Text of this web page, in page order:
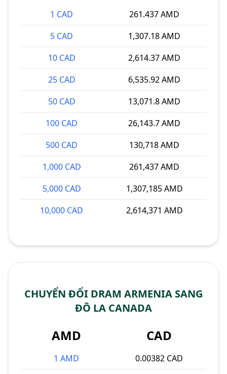
1 CAD
261.437 AMD
5 CAD
1,307.18 AMD
10 CAD
2,614.37 AMD
25 CAD
6,535.92 AMD
50 CAD
13,071.8 AMD
100 CAD
26,143.7 AMD
500 CAD
130,718 AMD
1,000 CAD
261,437 AMD
5,000 CAD
1,307,185 AMD
10,000 CAD
2,614,371 AMD
CHUYỂN ĐỔI DRAM ARMENIA SANG
ĐÔ LA CANADA
AMD CAD
1 AMD
0.00382 CAD